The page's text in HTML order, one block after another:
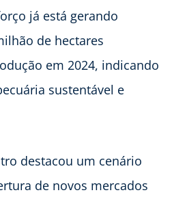
já está gerando
de hectares
em 2024, indicando
sustentável e
destacou um cenário
de novos mercados